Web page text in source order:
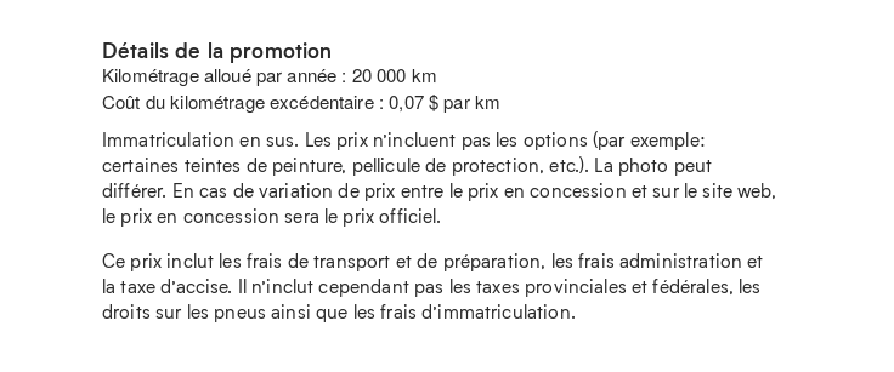
Détails de la promotion
Kilométrage alloué par année : 20 000 km
Coût du kilométrage excédentaire : 0,07 $ par km
Immatriculation en sus. Les prix n’incluent pas les options (par exemple:
certaines teintes de peinture, pellicule de protection, etc.). La photo peut
différer. En cas de variation de prix entre le prix en concession et sur le site web,
le prix en concession sera le prix officiel.
Ce prix inclut les frais de transport et de préparation, les frais administration et
la taxe d’accise. Il n’inclut cependant pas les taxes provinciales et fédérales, les
droits sur les pneus ainsi que les frais d’immatriculation.